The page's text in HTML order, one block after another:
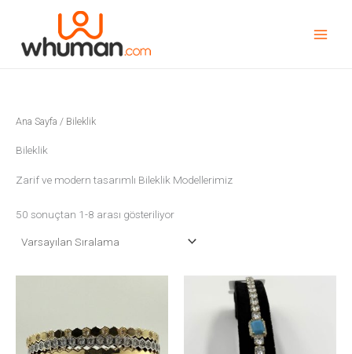
Ana Sayfa / Bileklik
Bileklik
Zarif ve modern tasarımlı Bileklik Modellerimiz
50 sonuçtan 1-8 arası gösteriliyor